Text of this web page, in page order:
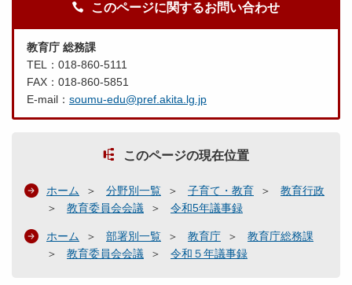
このページに関するお問い合わせ
教育庁 総務課
TEL：018-860-5111
FAX：018-860-5851
E-mail： soumu-edu@pref.akita.lg.jp
このページの現在位置
ホーム 分野別一覧 子育て・教育
教育行政
教育委員会会議
令和5年議事録
ホーム 部署別一覧 教育庁
教育庁総務課
教育委員会会議
令和５年議事録